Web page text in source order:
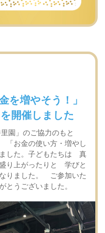
を増やそう！」
開催しました
里園」のご協力のもと
「お金の使い方・増やし
した。子どもたちは 真
り上がったりと 学びと
りました。 ご参加いた
うございました。